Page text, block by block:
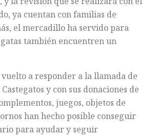
ya cuentan con familias de
el mercadillo ha servido para
también encuentren un
a responder a la llamada de
y con sus donaciones de
juegos, objetos de
han hecho posible conseguir
para ayudar y seguir